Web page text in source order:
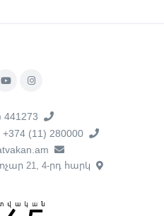
441273
(11) 280000
21, 4-րդ հարկ